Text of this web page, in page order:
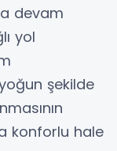
devam
yol
şekilde
konforlu hale